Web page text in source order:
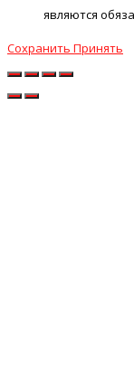
являются
Сохранить Принять